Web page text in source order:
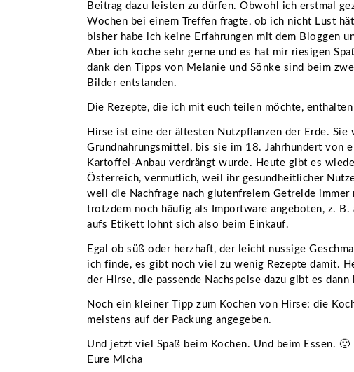
Beitrag dazu leisten zu dürfen. Obwohl ich erstmal
Wochen bei einem Treffen fragte, ob ich nicht Lust
bisher habe ich keine Erfahrungen mit dem Bloggen
Aber ich koche sehr gerne und es hat mir riesigen
dank den Tipps von Melanie und Sönke sind beim
Bilder entstanden.
Die Rezepte, die ich mit euch teilen möchte,
Hirse ist eine der ältesten Nutzpflanzen der Erde. Sie
Grundnahrungsmittel, bis sie im 18. Jahrhundert von
Kartoffel-Anbau verdrängt wurde. Heute gibt es
Österreich, vermutlich, weil ihr gesundheitlicher
weil die Nachfrage nach glutenfreiem Getreide
trotzdem noch häufig als Importware angeboten, z.
aufs Etikett lohnt sich also beim Einkauf.
Egal ob süß oder herzhaft, der leicht nussige
ich finde, es gibt noch viel zu wenig Rezepte damit.
der Hirse, die passende Nachspeise dazu gibt es dann
Noch ein kleiner Tipp zum Kochen von Hirse: die
meistens auf der Packung angegeben.
Und jetzt viel Spaß beim Kochen. Und beim Essen. 🙂
Eure Micha